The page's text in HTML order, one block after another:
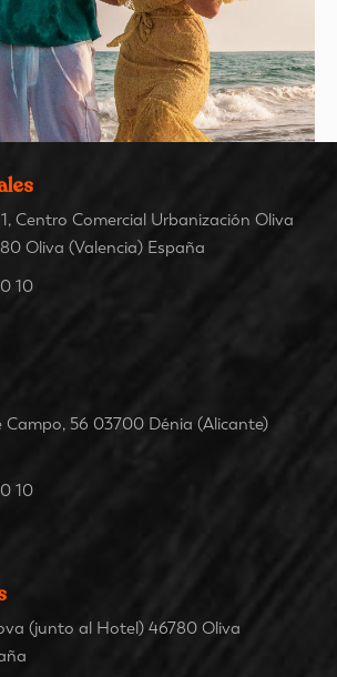
Centro Comercial Urbanización Oliva
Oliva (Valencia) España
10
Campo, 56 03700 Dénia (Alicante)
10
(junto al Hotel) 46780 Oliva